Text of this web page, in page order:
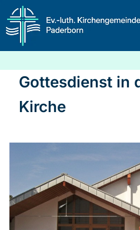
Gottesdienst in
Kirche